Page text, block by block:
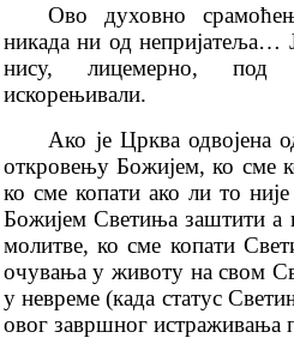
Ово духовно
никада ни од непријатеља…
нису, лицемерно, под
искорењивали.
Ако је Црква одвојена
откровењу Божијем, ко сме
ко сме копати ако ли то
Божијем Светиња заштити а
молитве, ко сме копати
очувања у животу на свом
у невреме (када статус
овог завршног истраживања